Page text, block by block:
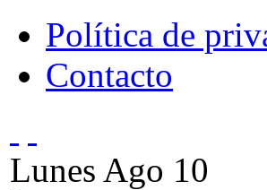
Política de
Contacto
Lunes Ago 10